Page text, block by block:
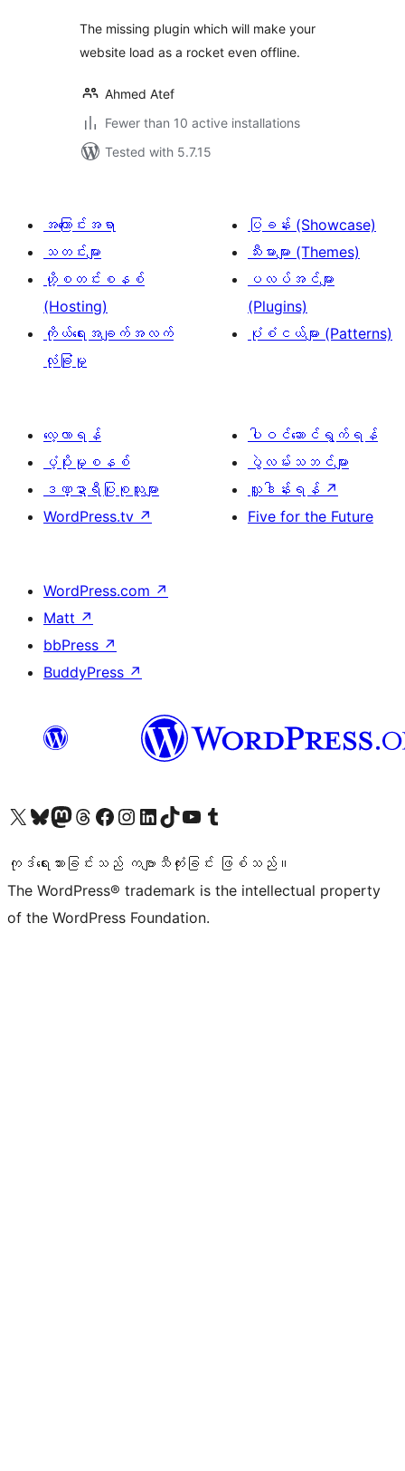
The missing plugin which will make your
website load as a rocket even offline.
Ahmed Atef
Fewer than 10 active installations
Tested with 5.7.15
အကြောင်းအရာ
သတင်းများ
ဟို့စတင်းစနစ်
(Hosting)
ကိုယ်ရေးအချက်အလက်
လုံခြုံမှု
ပြခန်း (Showcase)
သီးမားများ (Themes)
ပလပ်အင်များ
(Plugins)
ပုံစံငယ်များ (Patterns)
လေ့လာရန်
ပံ့ပိုးမှုစနစ်
ဒဏ္ဍာရီပြုစုသူများ
WordPress.tv ↗
ပါဝင်ဆောင်ရွက်ရန်
ပွဲလမ်းသဘင်များ
လှူဒါန်းရန် ↗
Five for the Future
WordPress.com ↗
Matt ↗
bbPress ↗
BuddyPress ↗
ကျွန်ုပ်တို့၏ X (ယခင် Twitter) အကောင့်သို့ သွားရောက်ကြည့်ရှုပါကျွန်ုပ်တို့၏ Bluesky အကောင့်သို့ ဝင်ရောက်ကြည့်ရှုရန်
ကျွန်ုပ်တို့၏ Mastodon အကောင့်သို့ သွားရောက်ကြည့်ရှုပါကျွန်ုပ်တို့၏ Threads အကောင့်သို့ ဝင်ရောက်ကြည့်ရှုရန်
ကျွန်ုပ်တို့၏ Facebook စာမျက်နှာသို့ သွားရောက်ကြည့်ရှုပါကျွန်ုပ်တို့၏ Instagram အကောင့်သို့ သွားရောက်ကြည့်ရှုပါ ကျွန်ုပ်တို့၏ LinkedIn အကောင့်သို့ သွားရောက်ကြည့်ရှုပါကျွန်ုပ်တို့၏ TikTok အကောင့်သို့ ဝင်ရောက်ကြည့်ရှုရန်
ကျွန်ုပ်တို့၏ YouTube ချန်နယ်သို့ သွားရောက်ကြည့်ရှုပါ ကျွန်ုပ်တို့၏ Tumblr အကောင့်သို့ ဝင်ရောက်ကြည့်ရှုရန်
ကုဒ်ရေးသားခြင်းသည် ကဗျာသီကုံးခြင်း ဖြစ်သည်။
The WordPress® trademark is the intellectual property
of the WordPress Foundation.